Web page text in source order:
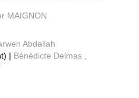
MAIGNON
Abdallah
| Bénédicte Delmas ,